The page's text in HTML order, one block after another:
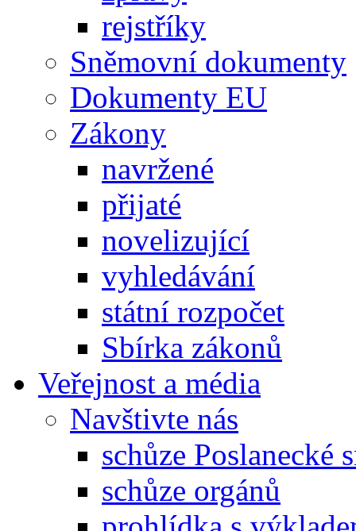
rejstříky
Sněmovní dokumenty
Dokumenty EU
Zákony
navržené
přijaté
novelizující
vyhledávání
státní rozpočet
Sbírka zákonů
Veřejnost a média
Navštivte nás
schůze Poslanecké
schůze orgánů